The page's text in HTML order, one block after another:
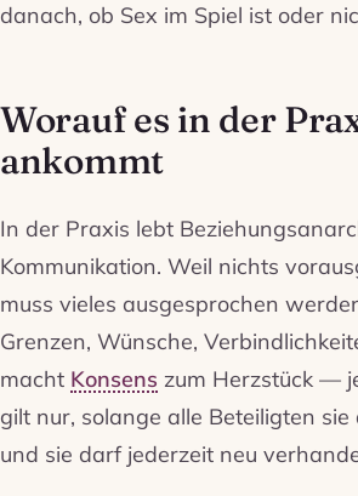
danach, ob Sex im Spiel ist oder
Worauf es in der
ankommt
In der Praxis lebt
Kommunikation. Weil nichts
muss vieles ausgesprochen
Grenzen, Wünsche,
macht Konsens zum Herzstück —
gilt nur, solange alle Beteiligten
und sie darf jederzeit neu